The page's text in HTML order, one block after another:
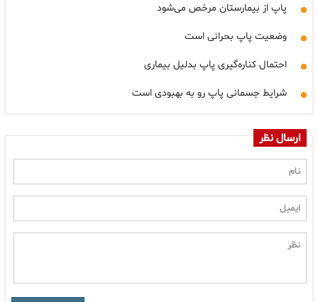
پاپ از بیمارستان مرخص می‌شود
وضعیت پاپ بحرانی است
احتمال کناره‌گیری پاپ بدلیل بیماری
شرایط جسمانی پاپ رو به بهبودی است
ارسال نظر